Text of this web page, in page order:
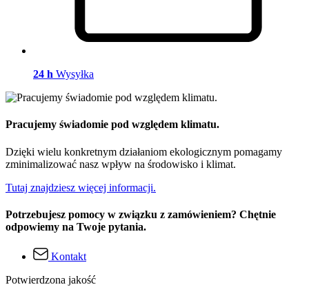
24 h Wysyłka
Pracujemy świadomie pod względem klimatu.
Dzięki wielu konkretnym działaniom ekologicznym pomagamy
zminimalizować nasz wpływ na środowisko i klimat.
Tutaj znajdziesz więcej informacji.
Potrzebujesz pomocy w związku z zamówieniem? Chętnie
odpowiemy na Twoje pytania.
Kontakt
Potwierdzona jakość